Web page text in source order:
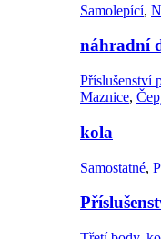
Samolepící,
náhradní
Příslušenství
Maznice,
kola
Samostatné,